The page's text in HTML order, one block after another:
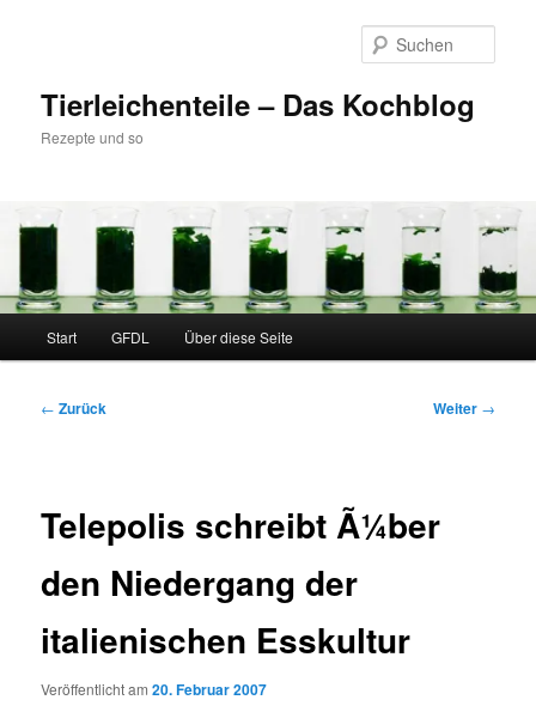
Tierleichenteile – Das Kochblog
Rezepte und so
Start GFDL Über diese Seite
Beitragsnavigation
← Zurück Weiter →
Telepolis schreibt Ã¼ber
den Niedergang der
italienischen Esskultur
Veröffentlicht am20. Februar 2007